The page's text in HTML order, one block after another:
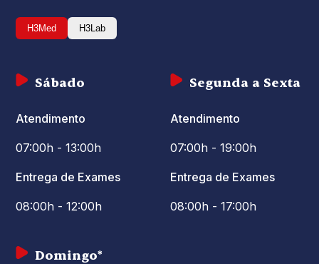
H3Med H3Lab
Segunda a Sexta
Atendimento
07:00h - 19:00h
Entrega de Exames
08:00h - 17:00h
Sábado
Atendimento
07:00h - 13:00h
Entrega de Exames
08:00h - 12:00h
Domingo*